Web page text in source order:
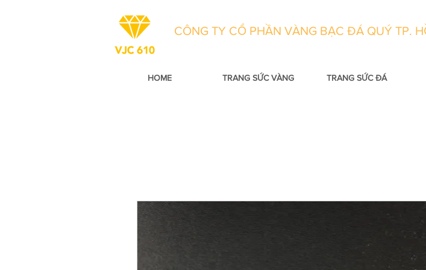
CÔNG TY CỔ PHẦN VÀNG BẠC ĐÁ QUÝ TP.
HOME TRANG SỨC VÀNG TRANG SỨC ĐÁ